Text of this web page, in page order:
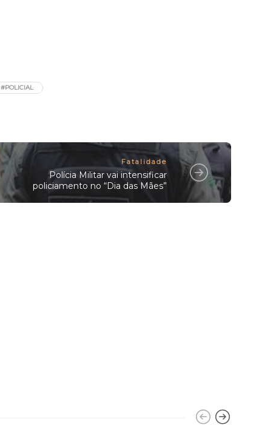
#POLICIAL
Fatalidade
Polícia Militar vai intensificar
policiamento no “Dia das Mães”